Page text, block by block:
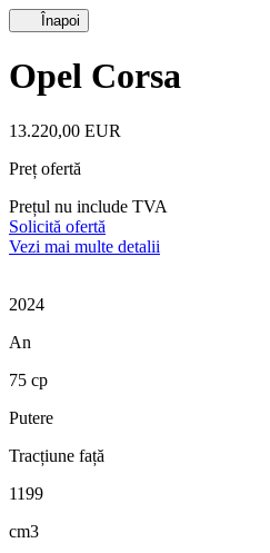
Înapoi
Opel Corsa
13.220,00 EUR
Preț ofertă
Prețul nu include TVA
Solicită ofertă
Vezi mai multe detalii
2024
An
75 cp
Putere
Tracțiune față
1199
cm3